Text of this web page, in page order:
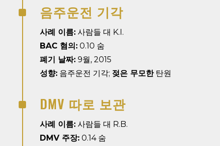
^ 음주운전 기각
사례 이름:사람들 대 K.I.
BAC 혐의:0.10 숨
폐기 날짜:9월, 2015
성향:음주운전 기각; 젖은 무모한탄원
^ DMV 따로 보관
사례 이름:사람들 대 R.B.
DMV 주장:0.14 숨